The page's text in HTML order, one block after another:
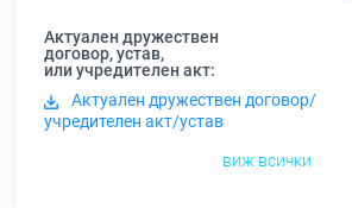
Актуален дружествен
договор, устав,
или учредителен акт:
Актуален дружествен договор/
учредителен акт/устав
виж всички